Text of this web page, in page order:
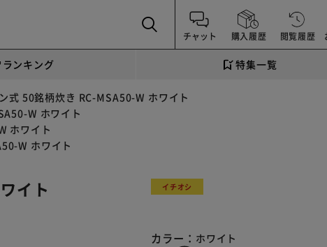
チャット 購入履歴 閲覧履歴
ランキング 特集一覧
式 50銘柄炊き RC-MSA50-W ホワイト
W ホワイト
ホワイト
W ホワイト
イト
イチオシ
カラー： ホワイト